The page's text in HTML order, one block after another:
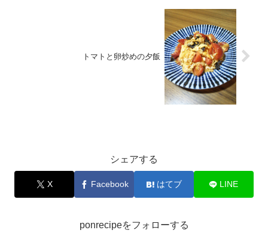
トマトと卵炒めの夕飯
シェアする
X Facebook はてブ LINE
ponrecipeをフォローする